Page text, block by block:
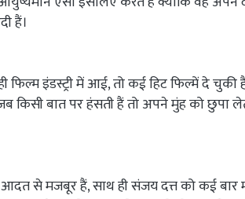
हैं।
फिल्म इंडस्ट्री में आई, तो कई हिट फिल्में दे
जब किसी बात पर हंसती हैं तो अपने मुंह को छुपा
से मजबूर हैं, साथ ही संजय दत्त को कई बार